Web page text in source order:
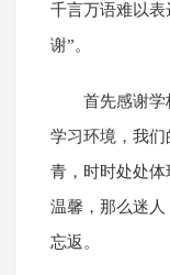
千言万语难以
谢”。
首先感谢学
学习环境，我
青，时时处处
温馨，那么迷
忘返。